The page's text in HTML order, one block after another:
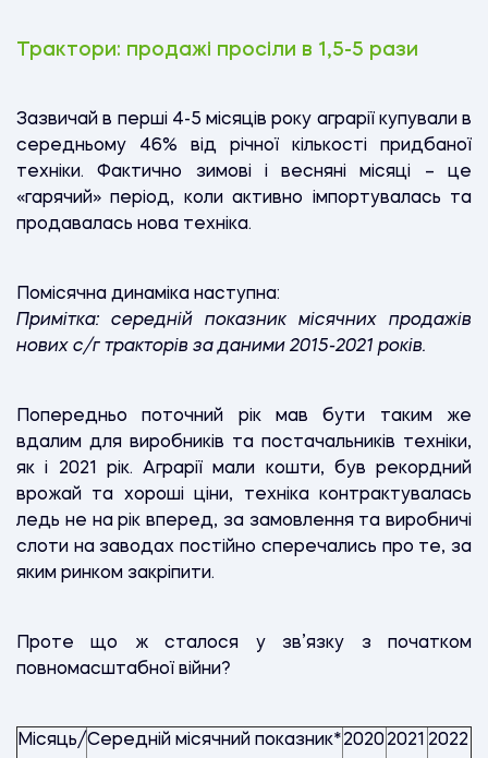
Трактори: продажі просіли в 1,5-5 рази
Зазвичай в перші 4-5 місяців року аграрії купували в
середньому 46% від річної кількості придбаної
техніки. Фактично зимові і весняні місяці – це
«гарячий» період, коли активно імпортувалась та
продавалась нова техніка.
Помісячна динаміка наступна:
Примітка: середній показник місячних продажів
нових с/г тракторів за даними 2015-2021 років.
Попередньо поточний рік мав бути таким же
вдалим для виробників та постачальників техніки,
як і 2021 рік. Аграрії мали кошти, був рекордний
врожай та хороші ціни, техніка контрактувалась
ледь не на рік вперед, за замовлення та виробничі
слоти на заводах постійно сперечались про те, за
яким ринком закріпити.
Проте що ж сталося у зв’язку з початком
повномасштабної війни?
Місяць/Середній місячний показник*2020 2021 2022